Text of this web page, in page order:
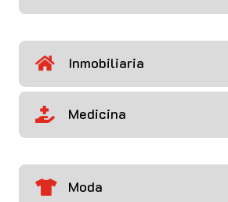
 Inmobiliaria
 Medicina
 Moda